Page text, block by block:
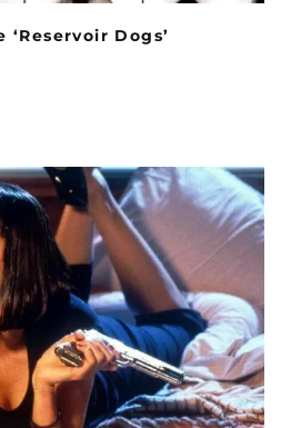
‘Reservoir Dogs’